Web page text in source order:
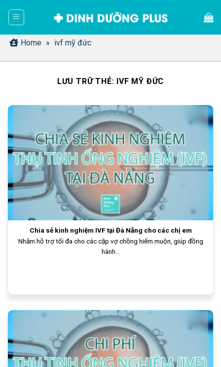
dung Home » ivf mỹ đức
LƯU TRỮ THẺ: IVF MỸ ĐỨC
Chia sẻ kinh nghiệm IVF tại Đà Nẵng cho các chị em
Nhằm hỗ trợ tối đa cho các cặp vợ chồng hiếm muộn, giúp đồng
hành...